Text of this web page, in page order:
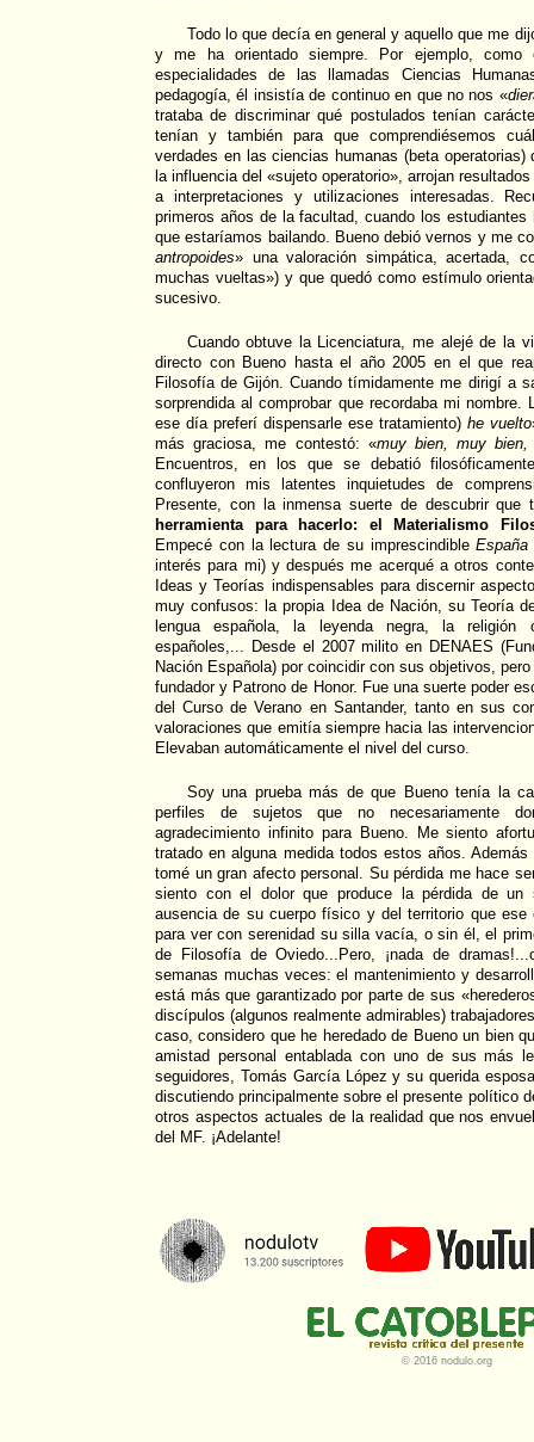
Todo lo que decía en general y aquello que me
y me ha orientado siempre. Por ejemplo, como
especialidades de las llamadas Ciencias
pedagogía, él insistía de continuo en que no nos «
trataba de discriminar qué postulados tenían
tenían y también para que comprendiésemos
verdades en las ciencias humanas (beta operatorias)
la influencia del «sujeto operatorio», arrojan
a interpretaciones y utilizaciones interesadas.
primeros años de la facultad, cuando los
que estaríamos bailando. Bueno debió vernos y me
antropoides» una valoración simpática, acertada,
muchas vueltas») y que quedó como estímulo
sucesivo.
Cuando obtuve la Licenciatura, me alejé de la
directo con Bueno hasta el año 2005 en el que
Filosofía de Gijón. Cuando tímidamente me dirigí a
sorprendida al comprobar que recordaba mi nombre.
ese día preferí dispensarle ese tratamiento) he vuelto
más graciosa, me contestó: «muy bien, muy
Encuentros, en los que se debatió
confluyeron mis latentes inquietudes de
Presente, con la inmensa suerte de descubrir
herramienta para hacerlo: el Materialismo
Empecé con la lectura de su imprescindible
interés para mi) y después me acerqué a otros
Ideas y Teorías indispensables para discernir
muy confusos: la propia Idea de Nación, su Teoría
lengua española, la leyenda negra, la religión
españoles,... Desde el 2007 milito en DENAES
Nación Española) por coincidir con sus objetivos,
fundador y Patrono de Honor. Fue una suerte poder
del Curso de Verano en Santander, tanto en sus
valoraciones que emitía siempre hacia las
Elevaban automáticamente el nivel del curso.
Soy una prueba más de que Bueno tenía la
perfiles de sujetos que no necesariamente
agradecimiento infinito para Bueno. Me siento
tratado en alguna medida todos estos años.
tomé un gran afecto personal. Su pérdida me hace
siento con el dolor que produce la pérdida de
ausencia de su cuerpo físico y del territorio que ese
para ver con serenidad su silla vacía, o sin él, el
de Filosofía de Oviedo...Pero, ¡nada de
semanas muchas veces: el mantenimiento y
está más que garantizado por parte de sus
discípulos (algunos realmente admirables)
caso, considero que he heredado de Bueno un bien
amistad personal entablada con uno de sus más
seguidores, Tomás García López y su querida
discutiendo principalmente sobre el presente político
otros aspectos actuales de la realidad que nos
del MF. ¡Adelante!
© 2016 nodulo.org